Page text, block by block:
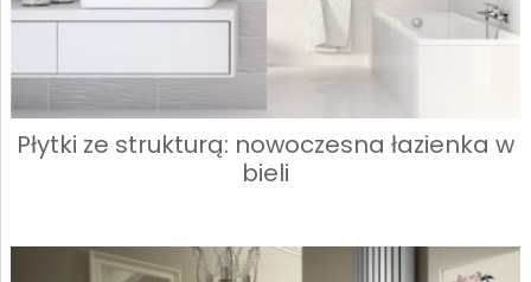
Płytki ze strukturą: nowoczesna łazienka w
bieli